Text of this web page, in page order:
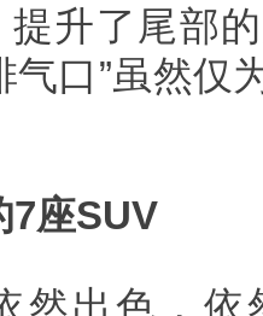
升了尾部
气口”虽然仅
7座SUV
然出色，依